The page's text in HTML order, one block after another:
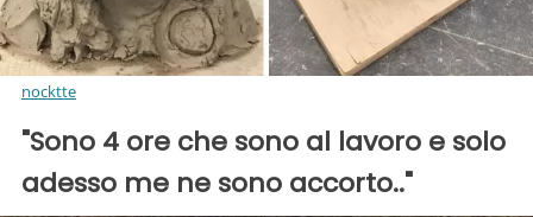
nocktte
"Sono 4 ore che sono al lavoro e solo
adesso me ne sono accorto.."